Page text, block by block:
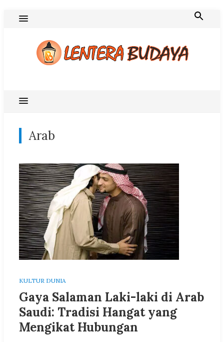
Arab
KULTUR DUNIA
Gaya Salaman Laki-laki di Arab
Saudi: Tradisi Hangat yang
Mengikat Hubungan